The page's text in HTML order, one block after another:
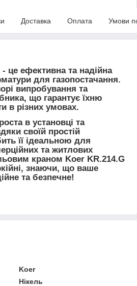
Доставка Оплата Умови
це ефективна та надійна
для газопостачання.
випробування та
що гарантує їхню
в різних умовах.
в установці та
своїй простій
її ідеальною для
та житлових
краном Koer KR.214.G
знаючи, що ваше
та безпечне!
Koer
Нікель